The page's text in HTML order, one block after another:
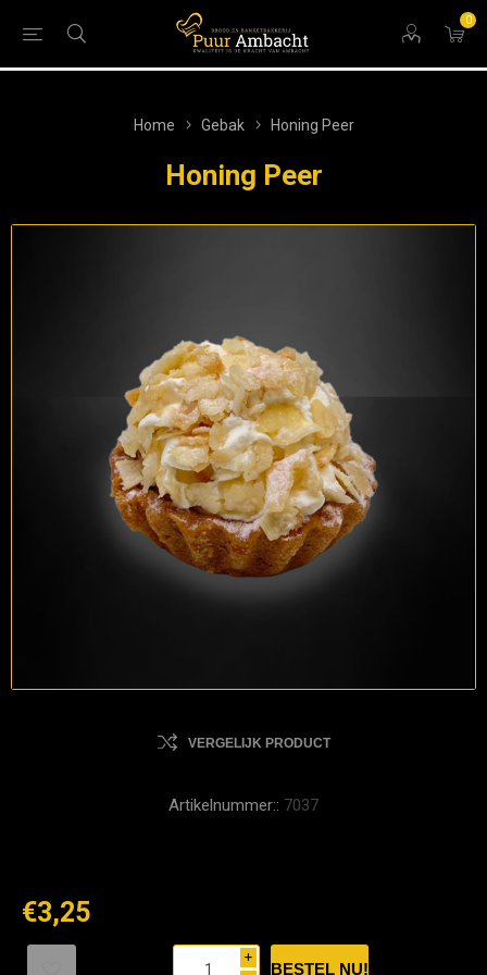
0
Home Gebak Honing Peer
Honing Peer
VERGELIJK PRODUCT
Artikelnummer:: 7037
€3,25
i